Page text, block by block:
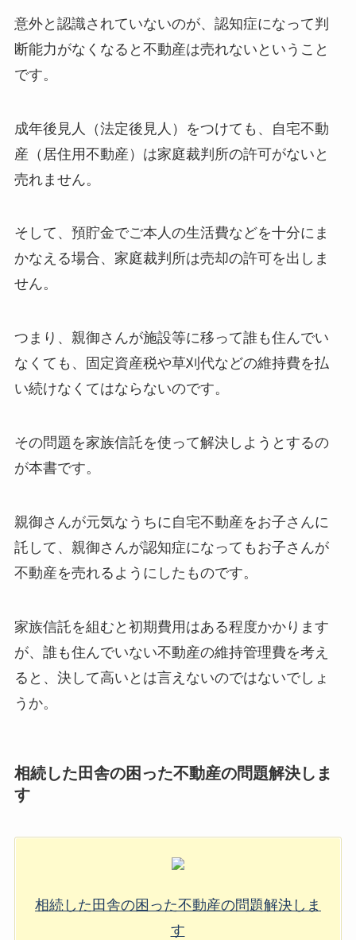
意外と認識されていないのが、認知症になって判
断能力がなくなると不動産は売れないということ
です。
成年後見人（法定後見人）をつけても、自宅不動
産（居住用不動産）は家庭裁判所の許可がないと
売れません。
そして、預貯金でご本人の生活費などを十分にま
かなえる場合、家庭裁判所は売却の許可を出しま
せん。
つまり、親御さんが施設等に移って誰も住んでい
なくても、固定資産税や草刈代などの維持費を払
い続けなくてはならないのです。
その問題を家族信託を使って解決しようとするの
が本書です。
親御さんが元気なうちに自宅不動産をお子さんに
託して、親御さんが認知症になってもお子さんが
不動産を売れるようにしたものです。
家族信託を組むと初期費用はある程度かかります
が、誰も住んでいない不動産の維持管理費を考え
ると、決して高いとは言えないのではないでしょ
うか。
相続した田舎の困った不動産の問題解決しま
す
相続した田舎の困った不動産の問題解決しま
す